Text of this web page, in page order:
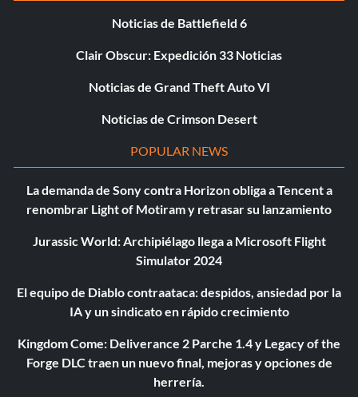
Noticias de Battlefield 6
Clair Obscur: Expedición 33 Noticias
Noticias de Grand Theft Auto VI
Noticias de Crimson Desert
POPULAR NEWS
La demanda de Sony contra Horizon obliga a Tencent a
renombrar Light of Motiram y retrasar su lanzamiento
Jurassic World: Archipiélago llega a Microsoft Flight
Simulator 2024
El equipo de Diablo contraataca: despidos, ansiedad por la
IA y un sindicato en rápido crecimiento
Kingdom Come: Deliverance 2 Parche 1.4 y Legacy of the
Forge DLC traen un nuevo final, mejoras y opciones de
herrería.